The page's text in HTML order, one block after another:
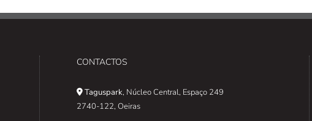
CONTACTOS
Taguspark, Núcleo Central, Espaço 249
2740-122, Oeiras